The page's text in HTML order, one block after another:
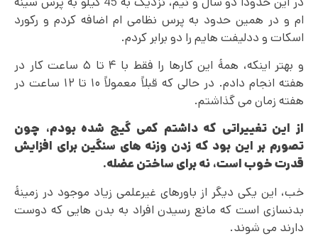
ام و در همین حدود به پرس نظامی ام اضافه کردم و رکورد
اسکات و ددلیفت هایم را دو برابر کردم.
و بهتر اینکه، همۀ این کارها را فقط با ۴ تا ۵ ساعت کار در
هفته انجام دادم. در حالی که قبلاً معمولاً ۱۰ تا ۱۲ ساعت در
هفته زمان می گذاشتم.
از این تغییراتی که داشتم کمی گیج شده بودم، چون
تصورم بر این بود که زدن وزنه های سنگین برای افزایش
قدرت خوب است، نه برای ساختن عضله.
خب، این یکی دیگر از باورهای غیرعلمی زیاد موجود در زمینۀ
بدنسازی است که مانع رسیدن افراد به بدن هایی که دوست
دارند می شوند.